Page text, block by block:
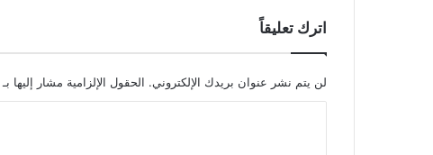
اترك تعليقاً
لن يتم نشر عنوان بريدك الإلكتروني. الحقول الإلزامية مشار إليها بـ